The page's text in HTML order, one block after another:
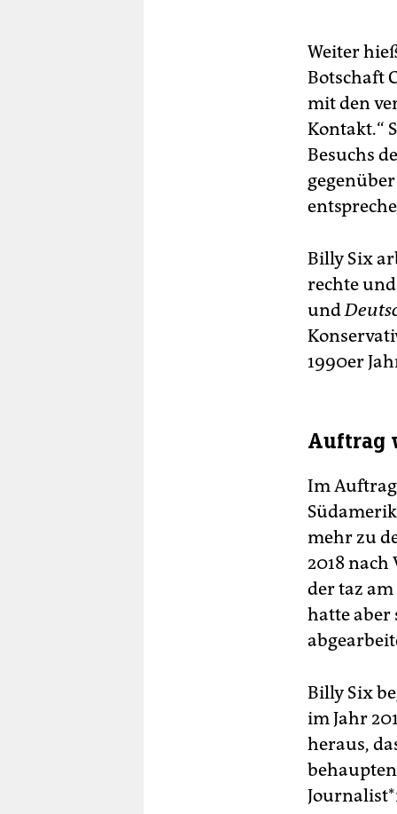
Weiter
Botschaft
mit den
Kontakt.“
Besuchs
Billy Six
rechte
und
1990er
Auftrag
Im
mehr zu
2018 nach
der taz
hatte aber
Billy Six
im Jahr
heraus,